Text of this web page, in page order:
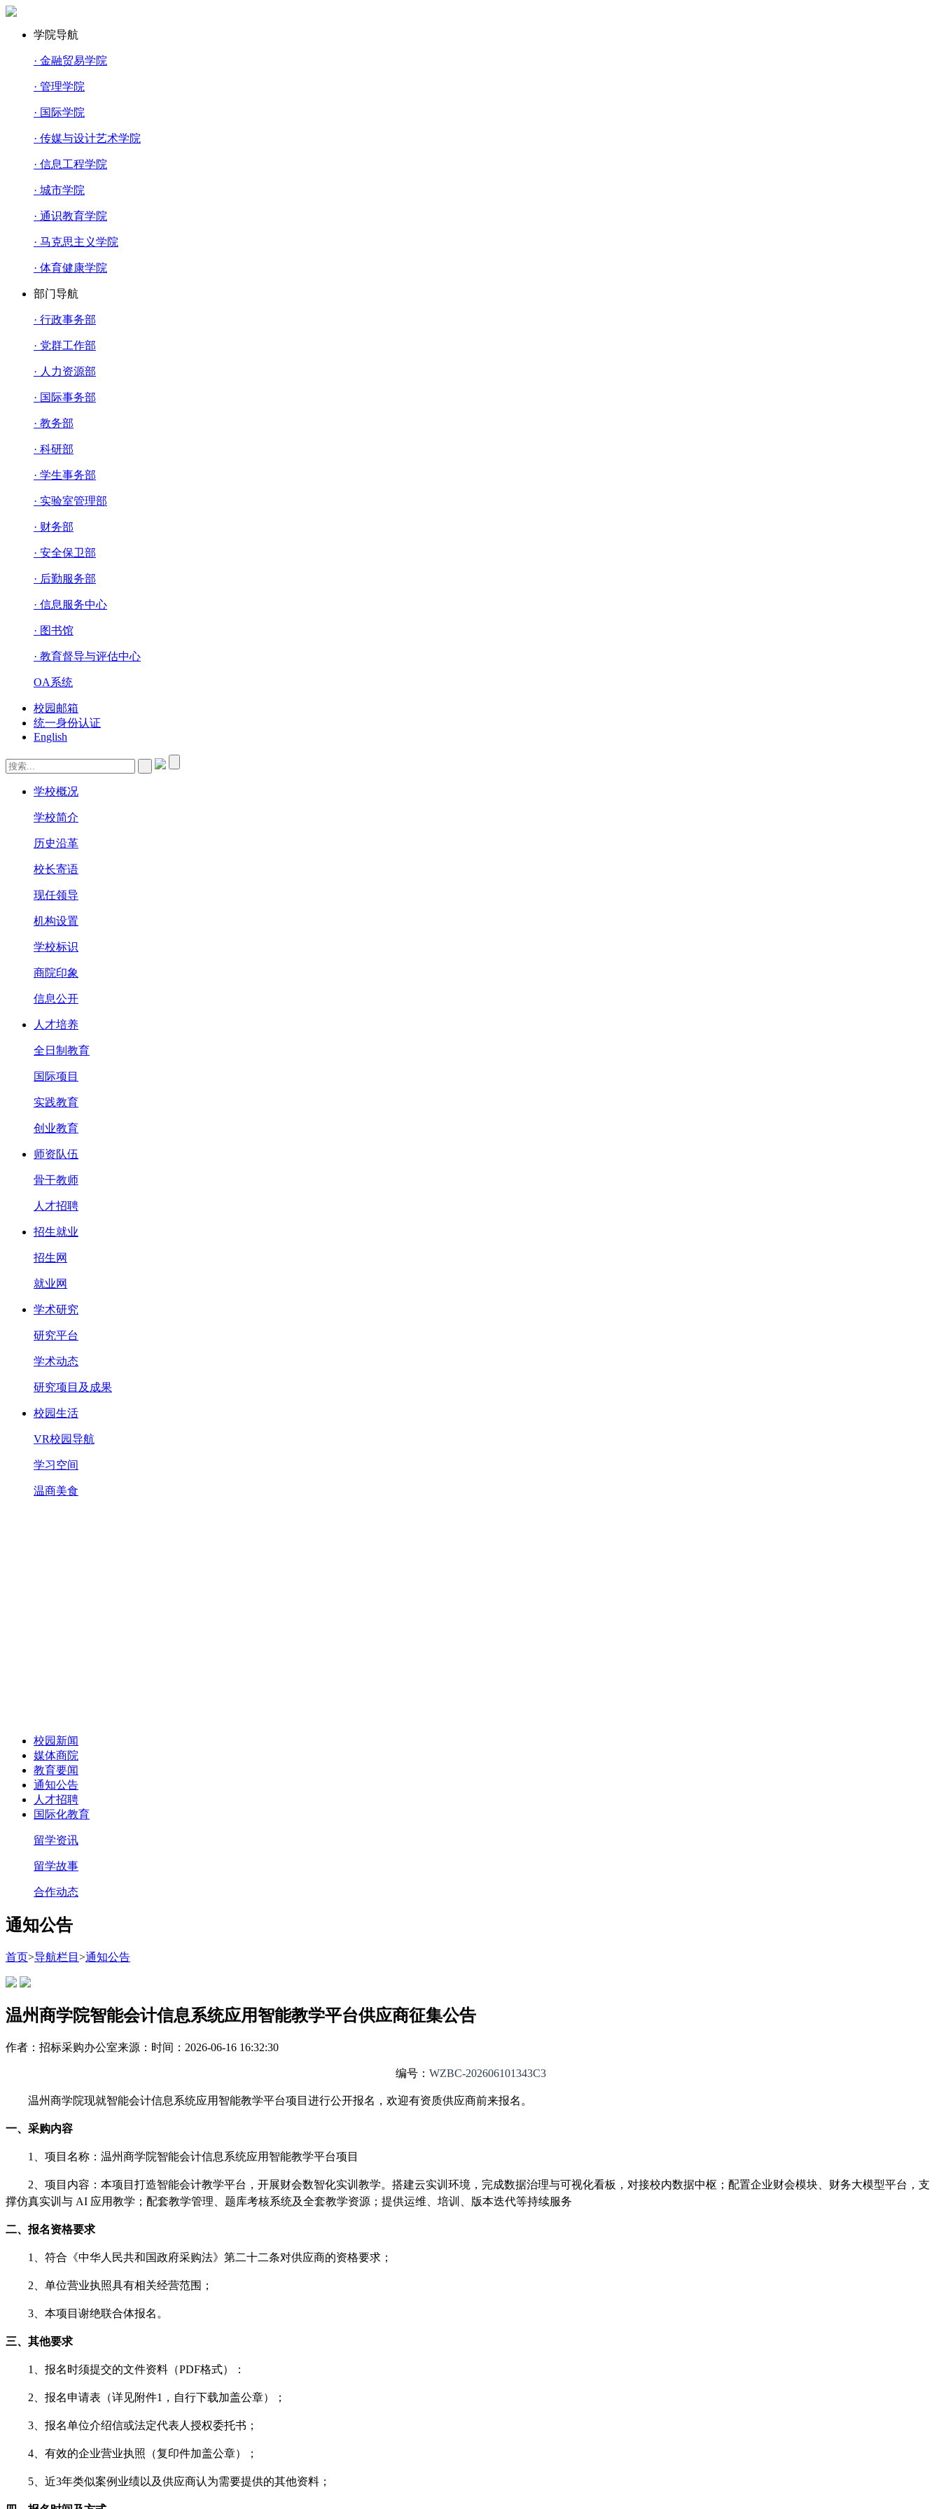
学院导航
· 金融贸易学院
· 管理学院
· 国际学院
· 传媒与设计艺术学院
· 信息工程学院
· 城市学院
· 通识教育学院
· 马克思主义学院
· 体育健康学院
部门导航
· 行政事务部
· 党群工作部
· 人力资源部
· 国际事务部
· 教务部
· 科研部
· 学生事务部
· 实验室管理部
· 财务部
· 安全保卫部
· 后勤服务部
· 信息服务中心
· 图书馆
· 教育督导与评估中心
OA系统
校园邮箱
统一身份认证
English
学校概况
学校简介
历史沿革
校长寄语
现任领导
机构设置
学校标识
商院印象
信息公开
人才培养
全日制教育
国际项目
实践教育
创业教育
师资队伍
骨干教师
人才招聘
招生就业
招生网
就业网
学术研究
研究平台
学术动态
研究项目及成果
校园生活
VR校园导航
学习空间
温商美食
校园新闻
媒体商院
教育要闻
通知公告
人才招聘
国际化教育
留学资讯
留学故事
合作动态
通知公告
首页>导航栏目 >通知公告
温州商学院智能会计信息系统应用智能教学平台供应商征集公告
作者：招标采购办公室来源： 时间：2026-06-16 16:32:30
编号： WZBC-202606101343C3
温州商学院现就智能会计信息系统应用智能教学平台项目 进行公开报名 ，欢迎有资质供应商前来报名。
一、采购内容
1、项目名称： 温州商学院智能会计信息系统应用智能教学平台项目
2、项目内容： 本项目打造智能会计教学平台，开展财会数智化实训教学。搭建云实训环境，完成数据治理与可视化看板，对接校内数据中枢；配置企业财会模块、财务大模型平台，支
撑仿真实训与 AI 应用教学；配套教学管理、题库考核系统及全套教学资源；提供运维、培训、版本迭代等持续服务
二、报名资格要求
1、符合《中华人民共和国政府采购法》第二十二条对供应商的资格要求；
2、单位营业执照具有相关经营范围；
3、本项目谢绝联合体报名。
三、其他要求
1、 报名时须提交的文件资料（PDF格式）：
2 、报名申请表（详见附件1，自行下载加盖公章）；
3 、报名单位介绍信或法定代表人授权委托书；
4 、有效的企业营业执照（复印件加盖公章）；
5 近3年类似案例业绩以及供应商认为需要提供的其他资料；